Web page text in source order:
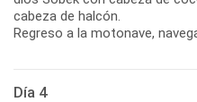
cabeza de halcón.
Regreso a la motonave,
Día 4